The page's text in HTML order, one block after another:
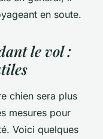
en soute.
le vol :
chien sera plus
mesures pour
Voici quelques